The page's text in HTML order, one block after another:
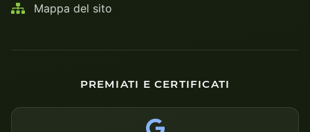
Mappa del sito
PREMIATI E CERTIFICATI